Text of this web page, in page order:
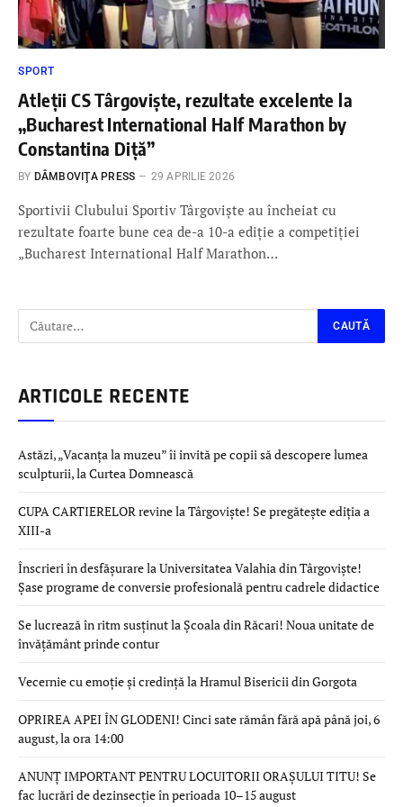
SPORT
Atleții CS Târgoviște, rezultate excelente la
„Bucharest International Half Marathon by
Constantina Diță”
BY DÂMBOVIŢA PRESS 29 APRILIE 2026
Sportivii Clubului Sportiv Târgoviște au încheiat cu
rezultate foarte bune cea de-a 10-a ediție a competiției
„Bucharest International Half Marathon…
ARTICOLE RECENTE
Astăzi, „Vacanța la muzeu” îi invită pe copii să descopere lumea
sculpturii, la Curtea Domnească
CUPA CARTIERELOR revine la Târgoviște! Se pregătește ediția a
XIII-a
Înscrieri în desfășurare la Universitatea Valahia din Târgoviște!
Șase programe de conversie profesională pentru cadrele didactice
Se lucrează în ritm susținut la Școala din Răcari! Noua unitate de
învățământ prinde contur
Vecernie cu emoție și credință la Hramul Bisericii din Gorgota
OPRIREA APEI ÎN GLODENI! Cinci sate rămân fără apă până joi, 6
august, la ora 14:00
ANUNȚ IMPORTANT PENTRU LOCUITORII ORAȘULUI TITU! Se
fac lucrări de dezinsecție în perioada 10–15 august